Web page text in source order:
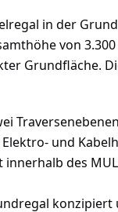
in der
von
Grundfläche.
und
des